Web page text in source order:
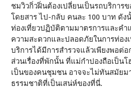
ชมวิวกิ่วฝิ่นต้องเปลี่ยนเป็นรถบริการ
โดยสาร ไป-กลับ คนละ 100 บาท ดั
ท่องเที่ยวปฏิบัติตามมาตรการและคำ
ความสะดวกและปลอดภัยในการท่อง
บริการได้มีการสำรวจแล้วเพียงพอต่
ส่วนเรื่องที่พักนั้น ที่แม่กำปองถือเป็น
เป็นของคนชุมชน อาจจะไม่ทันสมัยม
ธรรมชาติที่เป็นเสน่ห์ของที่นี่.